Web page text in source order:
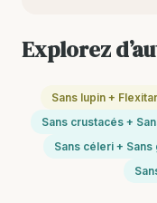
Explorez
Sans lupin +
Sans crustacés +
Sans céleri + Sans